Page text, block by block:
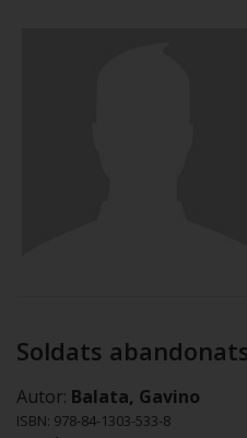
Soldats abandonats
Autor: Balata, Gavino
ISBN: 978-84-1303-533-8